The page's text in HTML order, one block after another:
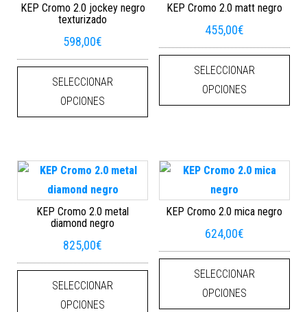
KEP Cromo 2.0 jockey negro
texturizado
598,00€
SELECCIONAR
OPCIONES
Este producto tiene múltiples
KEP Cromo 2.0 matt negro
455,00€
SELECCIONAR
OPCIONES
KEP Cromo 2.0 metal
diamond negro
825,00€
SELECCIONAR
OPCIONES
Este producto tiene múltiples
KEP Cromo 2.0 mica negro
624,00€
SELECCIONAR
OPCIONES